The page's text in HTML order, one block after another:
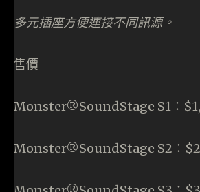
多元插座方便連接不同訊源。
售價
Monster®SoundStage S1：
Monster®SoundStage S2：